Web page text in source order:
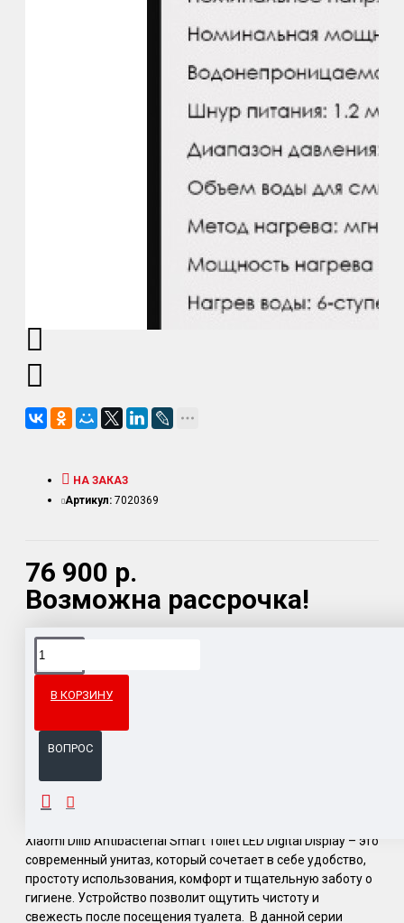
76 900 р.
Возможна рассрочка!
НА ЗАКАЗ
Артикул: 7020369
В КОРЗИНУ
ВОПРОС
Доставка товара по всему Таможенному союзу.
ОПИСАНИЕ
Xiaomi Diiib Antibacterial Smart Toilet LED Digital Display – это
современный унитаз, который сочетает в себе удобство,
простоту использования, комфорт и тщательную заботу о
гигиене. Устройство позволит ощутить чистоту и
свежесть после посещения туалета. В данной серии